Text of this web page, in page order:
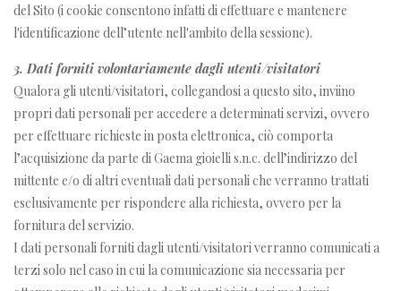
del Sito (i cookie consentono infatti di effettuare e mantenere
l'identificazione dell’utente nell'ambito della sessione).
3. Dati forniti volontariamente dagli utenti/visitatori
Qualora gli utenti/visitatori, collegandosi a questo sito, inviino
propri dati personali per accedere a determinati servizi, ovvero
per effettuare richieste in posta elettronica, ciò comporta
l’acquisizione da parte di Gaema gioielli s.n.c. dell’indirizzo del
mittente e/o di altri eventuali dati personali che verranno trattati
esclusivamente per rispondere alla richiesta, ovvero per la
fornitura del servizio.
I dati personali forniti dagli utenti/visitatori verranno comunicati a
terzi solo nel caso in cui la comunicazione sia necessaria per